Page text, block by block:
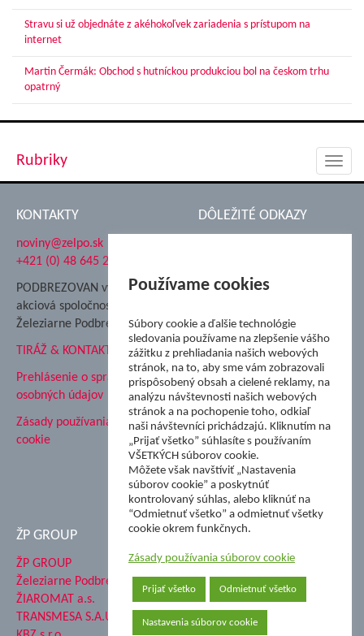
Stravu si už objednáte z akéhokoľvek zariadenia s prístupom na
internet
Martin Čermák: Obchod s hutníckou produkciou bol na českom trhu
opatrný
Rubriky
KONTAKTY
noviny@zelpo.sk
+421 (0) 48 645 2711
PODBREZOVAN vydáva
akciová spoločnosť
Železiarne Podbrezová
TIRÁŽ & KONTAKT
Prehlásenie o spracovaní
osobných údajov
Zásady používania súborov
cookie
DÔLEŽITÉ ODKAZY
Nadácia Železiarne
ŽP Informatika s.r.o.
ŠK Železiarne Podbrezová
Tále a.s.
ŽP GROUP
ŽP GROUP
Železiarne Podbrezová a.s.
ŽIAROMAT a.s.
TRANSMESA S.A.U.
Používame cookies
Súbory cookie a ďalšie technológie
sledovania používame na zlepšenie vášho
zážitku z prehliadania našich webových
stránok, na to, aby sme vám zobrazovali
prispôsobený obsah a cielené reklamy, na
analýzu návštevnosti našich webových
stránok a na pochopenie toho, odkiaľ
naši návštevníci prichádzajú. Kliknutím na
„Prijať všetko” súhlasíte s používaním
VŠETKÝCH súborov cookie.
Môžete však navštíviť „Nastavenia
súborov cookie” a poskytnúť
kontrolovaný súhlas, alebo kliknúť na
“Odmietnuť všetko” a odmietnuť všetky
cookie okrem funkčnych.
Zásady používania súborov cookie
Prijať všetko Odmietnuť všetko
Nastavenia súborov cookie